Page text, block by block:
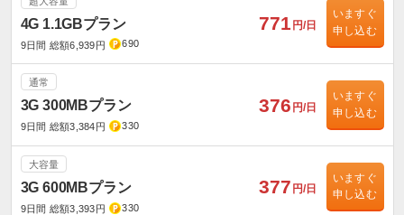
4G 1.1GBプラン
9日間 総額6,939円 690
771 円/日
いますぐ
申し込む
通常
3G 300MBプラン
9日間 総額3,384円 330
376 円/日
いますぐ
申し込む
大容量
3G 600MBプラン
9日間 総額3,393円 330
377 円/日
いますぐ
申し込む